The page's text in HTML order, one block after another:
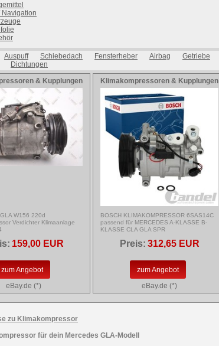
Navigation
Auspuff Schiebedach Fensterheber Airbag
Getriebe
Dichtungen
& Kupplungen
W156 220d
Verdichter Klimaanlage
159,00 EUR
zum Angebot
eBay.de (*)
Klimakompressoren & Kupplungen
BOSCH KLIMAKOMPRESSOR 6SAS14C
passend für MERCEDES A-KLASSE B-
KLASSE CLA GLA SPR
Preis: 312,65 EUR
zum Angebot
eBay.de (*)
zu Klimakompressor
für dein Mercedes GLA-Modell